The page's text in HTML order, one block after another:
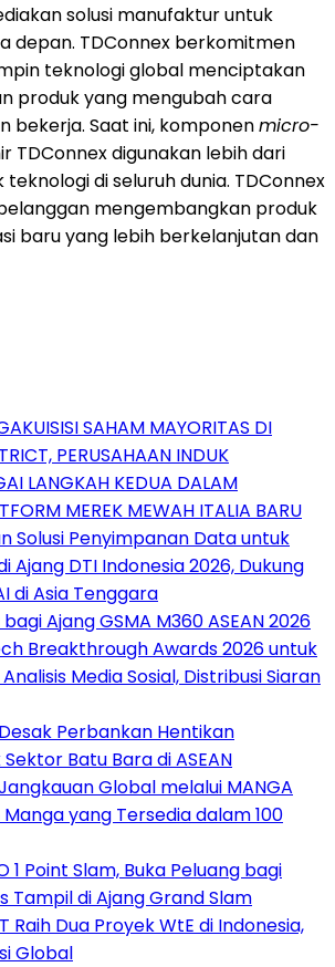
solusi manufaktur untuk
depan. TDConnex berkomitmen
teknologi global menciptakan
produk yang mengubah cara
bekerja. Saat ini, komponenmicro-
TDConnex digunakan lebih dari
di seluruh dunia. TDConnex
mengembangkan produk
baru yang lebih berkelanjutan dan
SAHAM MAYORITAS DI
PERUSAHAAN INDUK
LANGKAH KEDUA DALAM
MEREK MEWAH ITALIA BARU
Solusi Penyimpanan Data untuk
Ajang DTI Indonesia 2026, Dukung
di Asia Tenggara
Ajang GSMA M360 ASEAN 2026
Breakthrough Awards 2026 untuk
Media Sosial, Distribusi Siaran
Perbankan Hentikan
Batu Bara di ASEAN
Global melalui MANGA
Manga yang Tersedia dalam 100
1 Point Slam, Buka Peluang bagi
Tampil di Ajang Grand Slam
Raih Dua Proyek WtE di Indonesia,
Global